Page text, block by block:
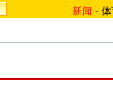
新闻 -